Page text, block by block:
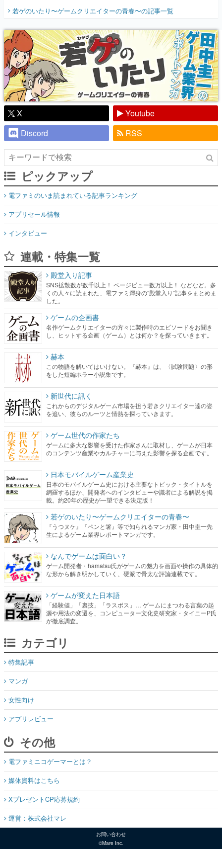
開く。業界の快男児・松山 洋に流れる血は
『少年ジャンプ』色だった【若ゲのいた
り】
若ゲのいたり〜ゲームクリエイターの青春〜の記事一覧
X
Youtube
Discord
RSS
ピックアップ
電ファミのいま読まれている記事ランキング
アプリセール情報
インタビュー
連載・特集一覧
殿堂入り記事
SNS拡散数が数千以上！ ページビュー数万以上！ などなど。多
くの人々に読まれた、電ファミ渾身の“殿堂入り”記事をまとめま
した。
ゲームの企画書
名作ゲームクリエイターの方々に製作時のエピソードをお聞き
し、ヒットする企画（ゲーム）とは何か？を探っていきます。
赫本
この物語を解いてはいけない。『赫本』は、〈試験問題〉の形
をした短編ホラー小説集です。
新世代に訊く
これからのデジタルゲーム市場を担う若きクリエイター達の姿
を追い、彼らのルーツと情熱を探っていきます。
ゲーム世代の作家たち
ゲームに多大な影響を受けた作家さんに取材し、ゲームが日本
のコンテンツ産業やカルチャーに与えた影響を探る企画です。
日本モバイルゲーム産業史
日本のモバイルゲーム史における主要なトピック・タイトルを
網羅するほか、開発者へのインタビューや識者による解説を掲
載。約20年の歴史が一望できる決定版！
若ゲのいたり〜ゲームクリエイターの青春〜
『うつヌケ』『ペンと箸』等で知られるマンガ家・田中圭一先
生によるゲーム業界レポートマンガです。
なんでゲームは面白い？
ゲーム開発者・hamatsu氏がゲームの魅力を画面や操作の具体的
な形から解き明かしていく、硬派で骨太な評論連載です。
ゲームが変えた日本語
「経験値」「裏技」「ラスボス」… ゲームにまつわる言葉の起
源や用法の変遷を、コンピューター文化史研究家・タイニーP氏
が徹底調査。
カテゴリ
特集記事
マンガ
女性向け
アプリレビュー
その他
電ファミニコゲーマーとは？
媒体資料はこちら
XプレゼントCP応募規約
運営：株式会社マレ
お問い合わせ
©Mare Inc.